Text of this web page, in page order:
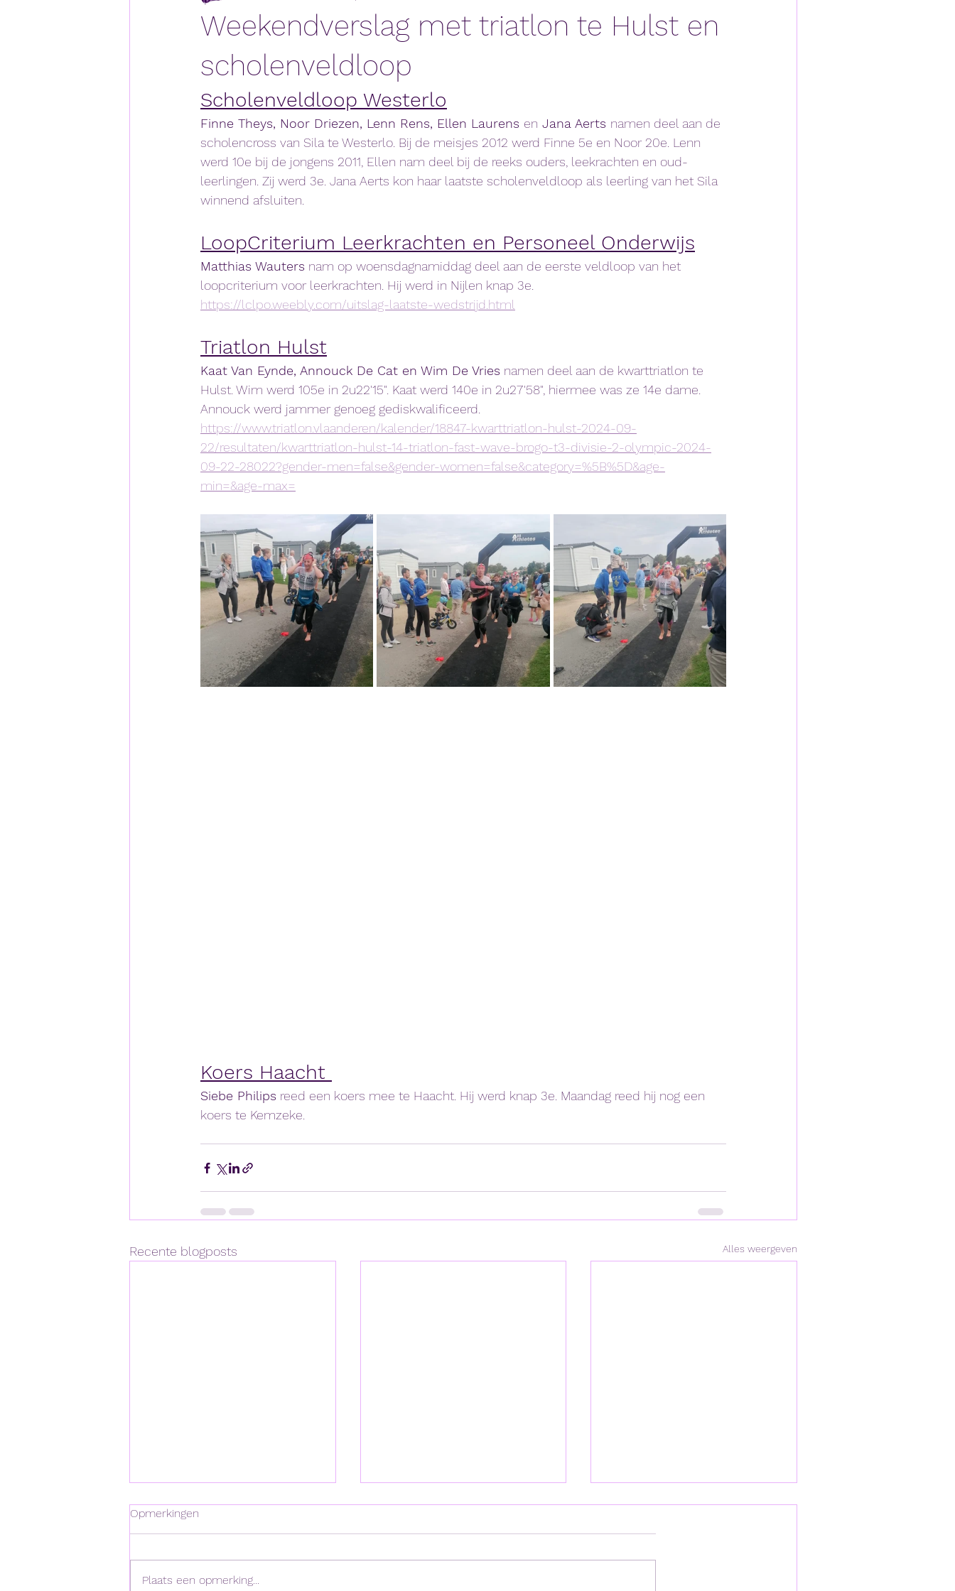
Weekendverslag met triatlon te Hulst en
scholenveldloop
Scholenveldloop Westerlo
Finne Theys, Noor Driezen, Lenn Rens, Ellen Laurens en Jana Aerts namen deel aan de
scholencross van Sila te Westerlo. Bij de meisjes 2012 werd Finne 5e en Noor 20e. Lenn
werd 10e bij de jongens 2011, Ellen nam deel bij de reeks ouders, leekrachten en oud-
leerlingen. Zij werd 3e. Jana Aerts kon haar laatste scholenveldloop als leerling van het Sila
winnend afsluiten.
LoopCriterium Leerkrachten en Personeel Onderwijs
Matthias Wauters nam op woensdagnamiddag deel aan de eerste veldloop van het
loopcriterium voor leerkrachten. Hij werd in Nijlen knap 3e.
https://lclpo.weebly.com/uitslag-laatste-wedstrijd.html
Triatlon Hulst
Kaat Van Eynde, Annouck De Cat en Wim De Vries namen deel aan de kwarttriatlon te
Hulst. Wim werd 105e in 2u22'15". Kaat werd 140e in 2u27'58", hiermee was ze 14e dame.
Annouck werd jammer genoeg gediskwalificeerd.
https://www.triatlon.vlaanderen/kalender/18847-kwarttriatlon-hulst-2024-09-
22/resultaten/kwarttriatlon-hulst-14-triatlon-fast-wave-brogo-t3-divisie-2-olympic-2024-
09-22-28022?gender-men=false&gender-women=false&category=%5B%5D&age-
min=&age-max=
Koers Haacht
Siebe Philips reed een koers mee te Haacht. Hij werd knap 3e. Maandag reed hij nog een
koers te Kemzeke.
Recente blogposts Alles weergeven
Opmerkingen
Plaats een opmerking...